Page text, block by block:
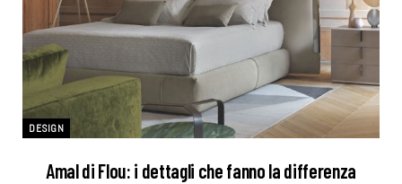
DESIGN
Amal di Flou: i dettagli che fanno la differenza